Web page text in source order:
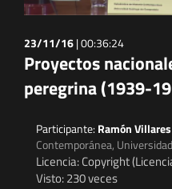
23/11/16|00:36:24
Proyectos
peregrina (1939-
Participante: Ramón Villares
Contemporánea,
Licencia: Copyright
Visto: 230 veces